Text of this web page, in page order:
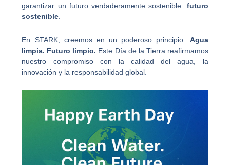
garantizar un futuro verdaderamente sostenible. futuro
sostenible.
En STARK, creemos en un poderoso principio: Agua
limpia. Futuro limpio. Este Día de la Tierra reafirmamos
nuestro compromiso con la calidad del agua, la
innovación y la responsabilidad global.